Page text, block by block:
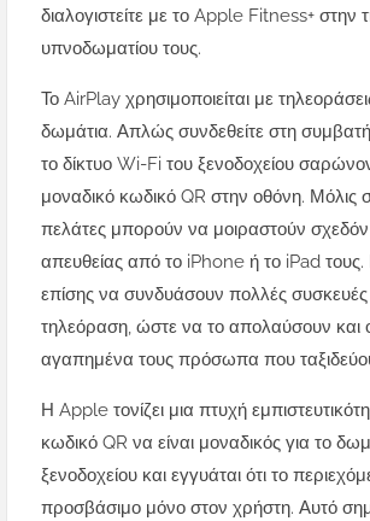
διαλογιστείτε με το Apple Fitness+ στην
υπνοδωματίου τους.
Το AirPlay χρησιμοποιείται με
δωμάτια. Απλώς συνδεθείτε στη
το δίκτυο Wi-Fi του ξενοδοχείου
μοναδικό κωδικό QR στην οθόνη. Μόλις
πελάτες μπορούν να μοιραστούν σχεδόν
απευθείας από το iPhone ή το iPad
επίσης να συνδυάσουν πολλές συσκευές
τηλεόραση, ώστε να το απολαύσουν και
αγαπημένα τους πρόσωπα που
Η Apple τονίζει μια πτυχή
κωδικό QR να είναι μοναδικός για το
ξενοδοχείου και εγγυάται ότι το
προσβάσιμο μόνο στον χρήστη. Αυτό